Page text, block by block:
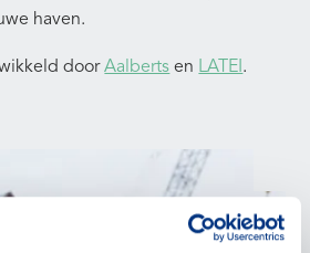
haven.
doorAalberts en LATEI .